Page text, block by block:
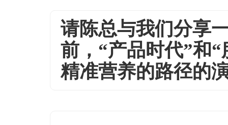
请陈总与我们分享
前，“产品时代”和
精准营养的路径的